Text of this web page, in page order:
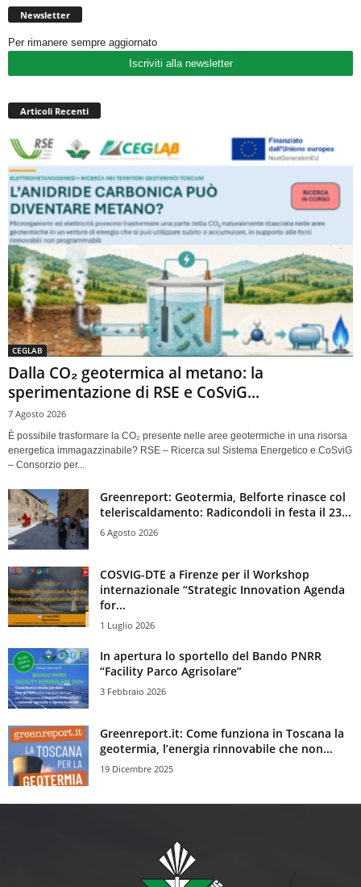
Newsletter
Per rimanere sempre aggiornato
Iscriviti alla newsletter
Articoli Recenti
CEGLAB
Dalla CO₂ geotermica al metano: la
sperimentazione di RSE e CoSviG...
7 Agosto 2026
È possibile trasformare la CO₂ presente nelle aree geotermiche in una risorsa
energetica immagazzinabile? RSE – Ricerca sul Sistema Energetico e CoSviG
– Consorzio per...
Greenreport: Geotermia, Belforte rinasce col
teleriscaldamento: Radicondoli in festa il 23...
6 Agosto 2026
COSVIG-DTE a Firenze per il Workshop
internazionale “Strategic Innovation Agenda
for...
1 Luglio 2026
In apertura lo sportello del Bando PNRR
“Facility Parco Agrisolare”
3 Febbraio 2026
Greenreport.it: Come funziona in Toscana la
geotermia, l’energia rinnovabile che non...
19 Dicembre 2025